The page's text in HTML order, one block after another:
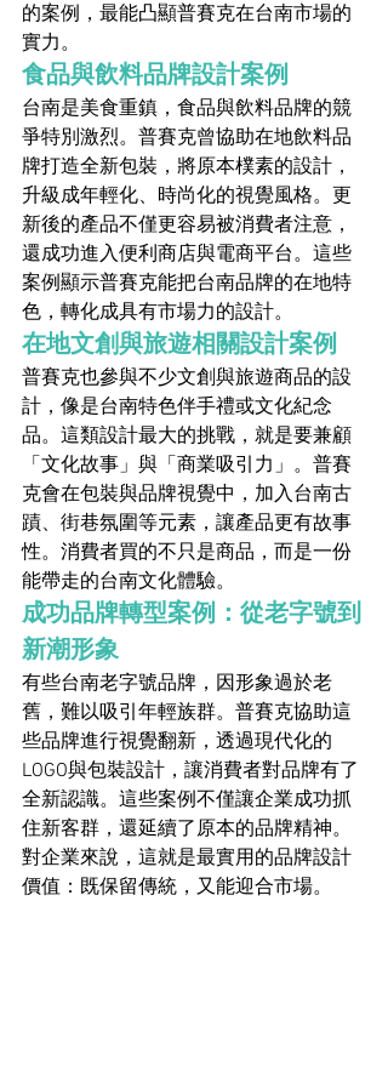
的案例，最能凸顯普賽克在台南市場的
實力。
食品與飲料品牌設計案例
台南是美食重鎮，食品與飲料品牌的競
爭特別激烈。普賽克曾協助在地飲料品
牌打造全新包裝，將原本樸素的設計，
升級成年輕化、時尚化的視覺風格。更
新後的產品不僅更容易被消費者注意，
還成功進入便利商店與電商平台。這些
案例顯示普賽克能把台南品牌的在地特
色，轉化成具有市場力的設計。
在地文創與旅遊相關設計案例
普賽克也參與不少文創與旅遊商品的設
計，像是台南特色伴手禮或文化紀念
品。這類設計最大的挑戰，就是要兼顧
「文化故事」與「商業吸引力」。普賽
克會在包裝與品牌視覺中，加入台南古
蹟、街巷氛圍等元素，讓產品更有故事
性。消費者買的不只是商品，而是一份
能帶走的台南文化體驗。
成功品牌轉型案例：從老字號到
新潮形象
有些台南老字號品牌，因形象過於老
舊，難以吸引年輕族群。普賽克協助這
些品牌進行視覺翻新，透過現代化的
LOGO與包裝設計，讓消費者對品牌有了
全新認識。這些案例不僅讓企業成功抓
住新客群，還延續了原本的品牌精神。
對企業來說，這就是最實用的品牌設計
價值：既保留傳統，又能迎合市場。